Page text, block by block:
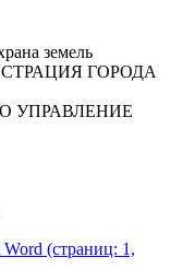
земель
ГОРОДА
УПРАВЛЕНИЕ
(страниц: 1,